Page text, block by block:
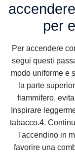
per
Per accendere
segui questi
modo uniforme e
la parte
fiammifero,
Inspirare
tabacco.4.
l'accendino in
favorire una